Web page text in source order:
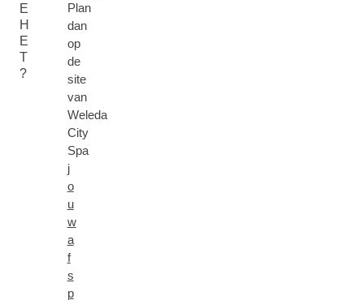
E
H
E
T
?
Plan
dan
op
de
site
van
Weleda
City
Spa
j
o
u
w
a
f
s
p